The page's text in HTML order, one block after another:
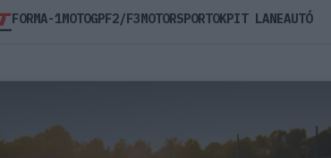
FORMA-1MOTOGPF2/F3MOTORSPORTOKPIT LANEAUTÓ